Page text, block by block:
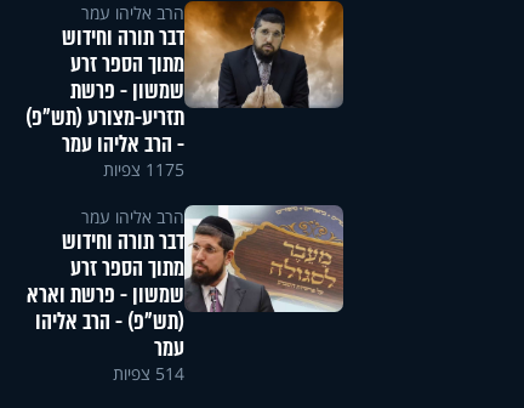
הרב אליהו עמר
דבר תורה וחידוש
מתוך הספר זרע
שמשון - פרשת
תזריע-מצורע (תש"פ)
- הרב אליהו עמר
1175 צפיות
הרב אליהו עמר
דבר תורה וחידוש
מתוך הספר זרע
שמשון - פרשת וארא
(תש"פ) - הרב אליהו
עמר
514 צפיות